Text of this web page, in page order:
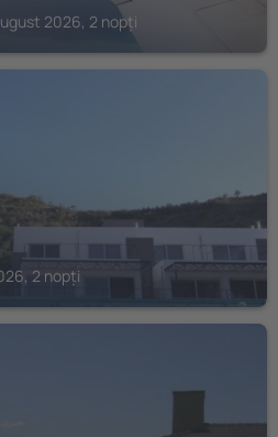
2026, 2 nopți
2 nopți